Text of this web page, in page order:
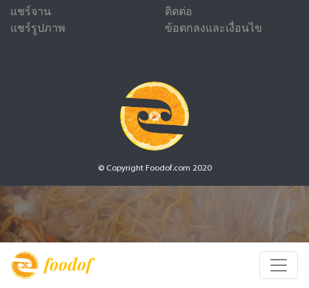
foodof
แชร์จาน
แชร์รูปภาพ
ติดต่อ
ข้อตกลงและเงื่อนไข
© Copyright Foodof.com 2020